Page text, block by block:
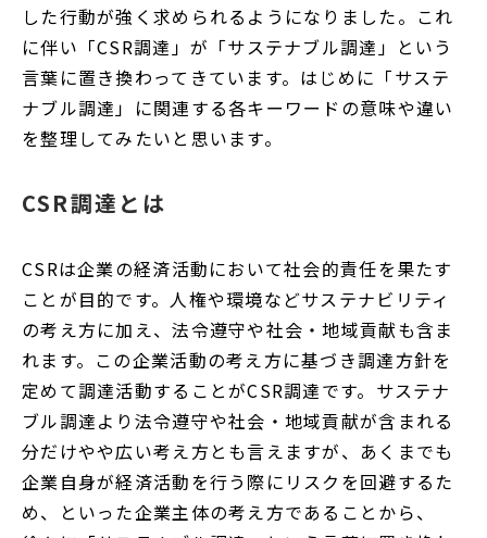
した行動が強く求められるようになりました。これ
に伴い「CSR調達」が「サステナブル調達」という
言葉に置き換わってきています。はじめに「サステ
ナブル調達」に関連する各キーワードの意味や違い
を整理してみたいと思います。
CSR調達とは
CSRは企業の経済活動において社会的責任を果たす
ことが目的です。人権や環境などサステナビリティ
の考え方に加え、法令遵守や社会・地域貢献も含ま
れます。この企業活動の考え方に基づき調達方針を
定めて調達活動することがCSR調達です。サステナ
ブル調達より法令遵守や社会・地域貢献が含まれる
分だけやや広い考え方とも言えますが、あくまでも
企業自身が経済活動を行う際にリスクを回避するた
め、といった企業主体の考え方であることから、